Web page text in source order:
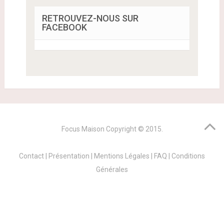
RETROUVEZ-NOUS SUR
FACEBOOK
Focus Maison Copyright © 2015.
Contact Présentation Mentions Légales FAQ
Conditions
Générales